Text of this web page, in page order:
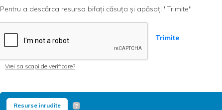
Pentru a descărca resursa bifați căsuța și apăsați "Trimite"
Trimite
Vrei sa scapi de verificare?
Resurse inrudite